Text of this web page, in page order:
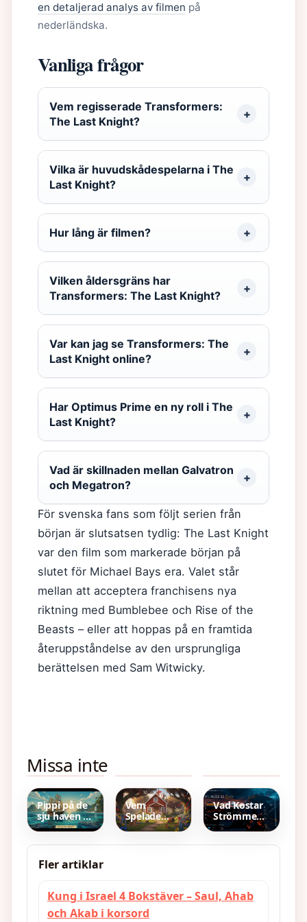
en detaljerad analys av filmen på
nederländska.
Vanliga frågor
Vem regisserade Transformers:
The Last Knight?
Vilka är huvudskådespelarna i The
Last Knight?
Hur lång är filmen?
Vilken åldersgräns har
Transformers: The Last Knight?
Var kan jag se Transformers: The
Last Knight online?
Har Optimus Prime en ny roll i The
Last Knight?
Vad är skillnaden mellan Galvatron
och Megatron?
För svenska fans som följt serien från
början är slutsatsen tydlig: The Last Knight
var den film som markerade början på
slutet för Michael Bays era. Valet står
mellan att acceptera franchisens nya
riktning med Bumblebee och Rise of the
Beasts – eller att hoppas på en framtida
återuppståndelse av den ursprungliga
berättelsen med Sam Witwicky.
Missa inte
Christina,
fru
Liv, familj
och
kungliga
arv
Vad du
behöver
veta
Liten
bokstav i
svenskan
Pippi på de
sju haven –
Svensk
från 1970
Vem
Spelade
Pippi
– Inger
Vad Kostar
Strömmen
Idag –
per
Fler artiklar
Kung i Israel 4 Bokstäver – Saul, Ahab
och Akab i korsord